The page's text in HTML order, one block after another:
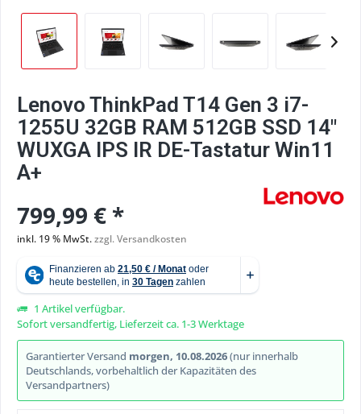
Lenovo ThinkPad T14 Gen 3 i7-
1255U 32GB RAM 512GB SSD 14"
WUXGA IPS IR DE-Tastatur Win11
A+
799,99 € *
inkl. 19 % MwSt.zzgl. Versandkosten
1 Artikel verfügbar.
Sofort versandfertig, Lieferzeit ca. 1-3 Werktage
Garantierter Versand morgen, 10.08.2026(nur innerhalb
Deutschlands, vorbehaltlich der Kapazitäten des
Versandpartners)